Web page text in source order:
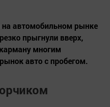
на автомобильном рынке
прыгнули вверх,
многим
авто с пробегом.